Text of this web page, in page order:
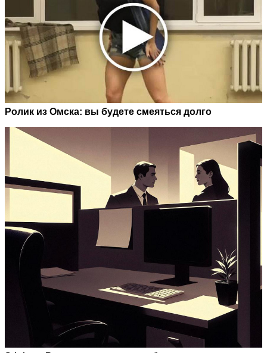
Ролик из Омска: вы будете смеяться долго